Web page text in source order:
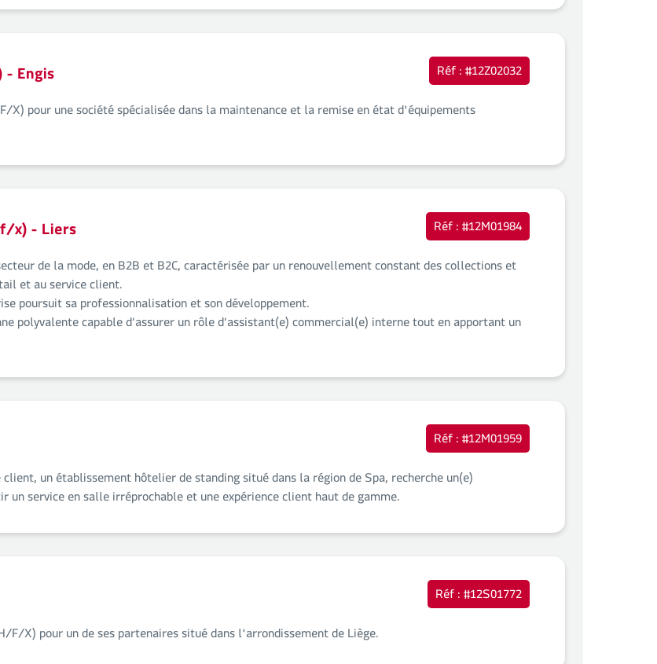
Engis
Réf : #12Z02032
pour une société spécialisée dans la maintenance et la remise en état d'équipements
x) - Liers
Réf : #12M01984
de la mode, en B2B et B2C, caractérisée par un renouvellement constant des collections et
et au service client.
poursuit sa professionnalisation et son développement.
polyvalente capable d’assurer un rôle d’assistant(e) commercial(e) interne tout en apportant un
Réf : #12M01959
un établissement hôtelier de standing situé dans la région de Spa, recherche un(e)
service en salle irréprochable et une expérience client haut de gamme.
Réf : #12S01772
F/X) pour un de ses partenaires situé dans l'arrondissement de Liège.